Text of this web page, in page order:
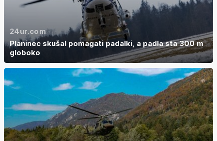
24ur.com
Planinec skušal pomagati padalki, a padla sta 300 m
globoko